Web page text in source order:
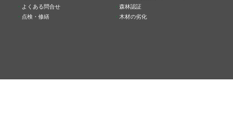
よくある問合せ
点検・修繕
森林認証
木材の劣化